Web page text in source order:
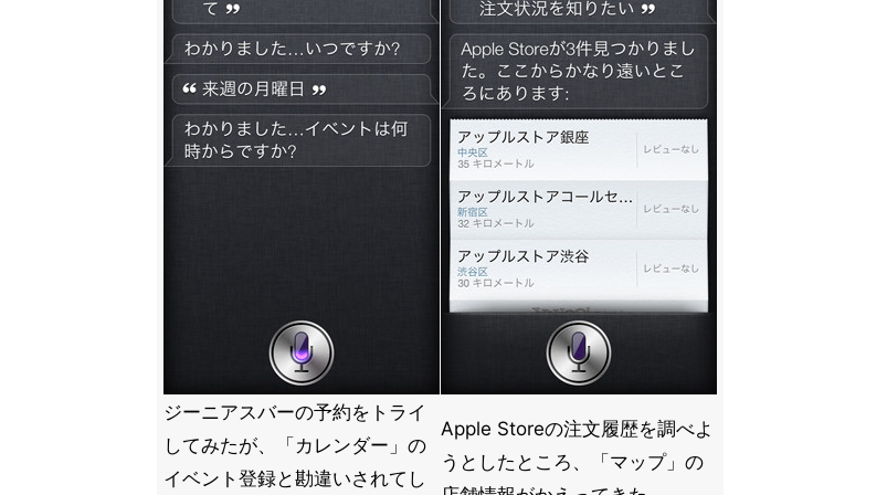
ジーニアスバーの予約をトライ
してみたが、「カレンダー」の
イベント登録と勘違いされてし
Apple Storeの注文履歴を調べよ
うとしたところ、「マップ」の